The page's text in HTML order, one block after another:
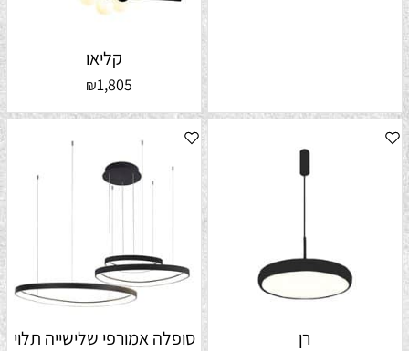
קליאו
₪1,805
רן סופלה אמורפי שלישייה תלוי